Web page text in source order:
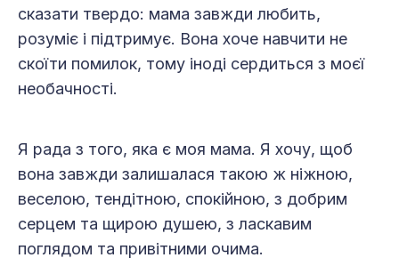
сказати твердо: мама завжди любить,
розуміє і підтримує. Вона хоче навчити не
скоїти помилок, тому іноді сердиться з моєї
необачності.
Я рада з того, яка є моя мама. Я хочу, щоб
вона завжди залишалася такою ж ніжною,
веселою, тендітною, спокійною, з добрим
серцем та щирою душею, з ласкавим
поглядом та привітними очима.